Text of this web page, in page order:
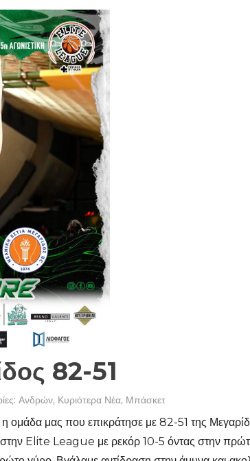
82-51
Ανδρών, Κυριότερα Νέα, Μπάσκετ
ομάδα μας που επικράτησε με 82-51 της
Elite League με ρεκόρ 10-5 όντας στην